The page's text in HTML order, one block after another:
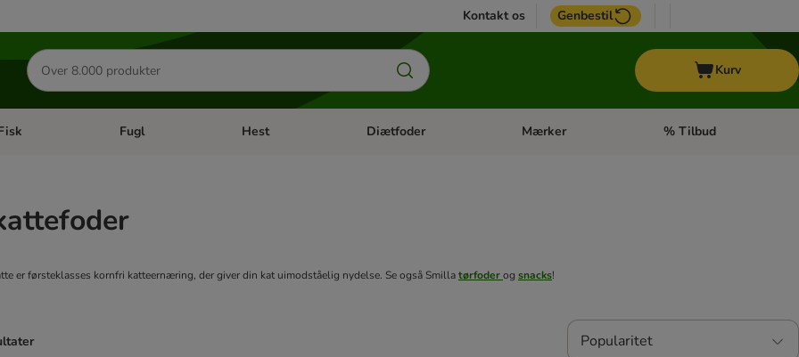
Kontakt os Genbestil
Søg
efter
produkter
Kurv
kategori menu: GnaverÅben kategori menu: Fisk
Fugl Åben kategori menu: Fugl
Hest Åben kategori menu: Hest
Diætfoder Åben kategori menu: Diætfoder
Mærker Åben kategori menu:
% Tilbud
er førsteklasses kornfri katteernæring, der giver din kat uimodståelig nydelse. Se også Smillatørfoderog snacks!
Popularitet